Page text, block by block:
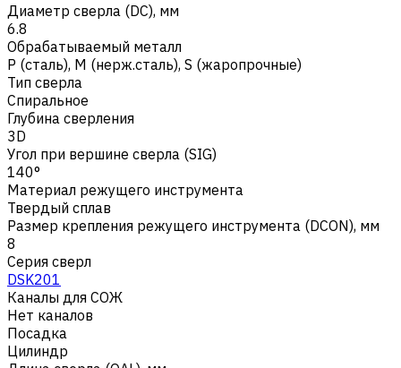
Диаметр сверла (DC), мм
6.8
Обрабатываемый металл
Р (сталь), M (нерж.сталь), S (жаропрочные)
Тип сверла
Спиральное
Глубина сверления
3D
Угол при вершине сверла (SIG)
140°
Материал режущего инструмента
Твердый сплав
Размер крепления режущего инструмента (DCON), мм
8
Серия сверл
DSK201
Каналы для СОЖ
Нет каналов
Посадка
Цилиндр